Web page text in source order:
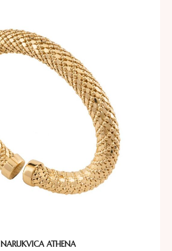
NARUKVICA ATHENA